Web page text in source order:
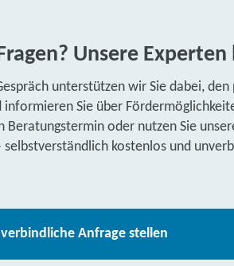
Unsere
unterstützen wir Sie dabei, den
informieren Sie über
Beratungstermin oder nutzen Sie
selbstverständlich kostenlos und
Anfrage stellen